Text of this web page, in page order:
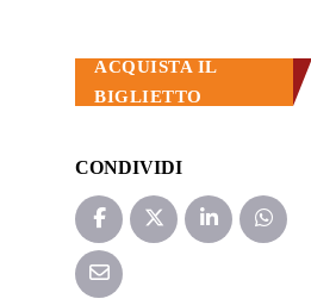
ACQUISTA IL
BIGLIETTO
CONDIVIDI